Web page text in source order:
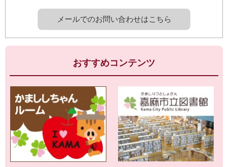
メールでのお問い合わせはこちら
おすすめコンテンツ